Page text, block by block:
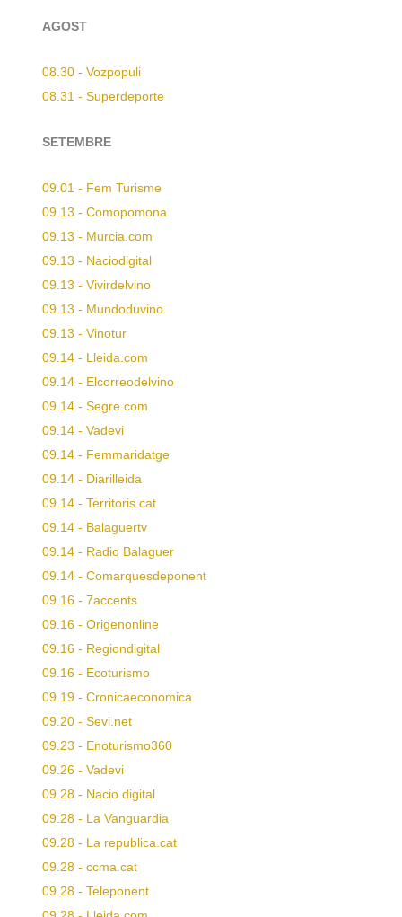
AGOST
08.30 - Vozpopuli
08.31 - Superdeporte
SETEMBRE
09.01 - Fem Turisme
09.13 - Comopomona
09.13 - Murcia.com
09.13 - Naciodigital
09.13 - Vivirdelvino
09.13 - Mundoduvino
09.13 - Vinotur
09.14 - Lleida.com
09.14 - Elcorreodelvino
09.14 - Segre.com
09.14 - Vadevi
09.14 - Femmaridatge
09.14 - Diarilleida
09.14 - Territoris.cat
09.14 - Balaguertv
09.14 - Radio Balaguer
09.14 - Comarquesdeponent
09.16 - 7accents
09.16 - Origenonline
09.16 - Regiondigital
09.16 - Ecoturismo
09.19 - Cronicaeconomica
09.20 - Sevi.net
09.23 - Enoturismo360
09.26 - Vadevi
09.28 - Nacio digital
09.28 - La Vanguardia
09.28 - La republica.cat
09.28 - ccma.cat
09.28 - Teleponent